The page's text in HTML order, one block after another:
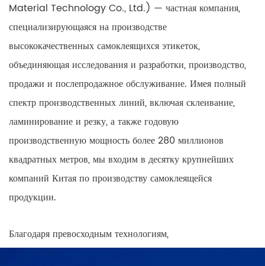
Material Technology Co., Ltd.) — частная компания,
специализирующаяся на производстве
высококачественных самоклеящихся этикеток,
объединяющая исследования и разработки, производство,
продажи и послепродажное обслуживание. Имея полный
спектр производственных линий, включая склеивание,
ламинирование и резку, а также годовую
производственную мощность более 280 миллионов
квадратных метров, мы входим в десятку крупнейших
компаний Китая по производству самоклеящейся
продукции.
Благодаря превосходным технологиям,